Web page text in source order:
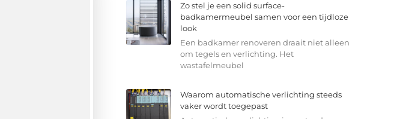
Zo stel je een solid surface-
badkamermeubel samen voor een tijdloze
look
Een badkamer renoveren draait niet alleen
om tegels en verlichting. Het
wastafelmeubel
Waarom automatische verlichting steeds
vaker wordt toegepast